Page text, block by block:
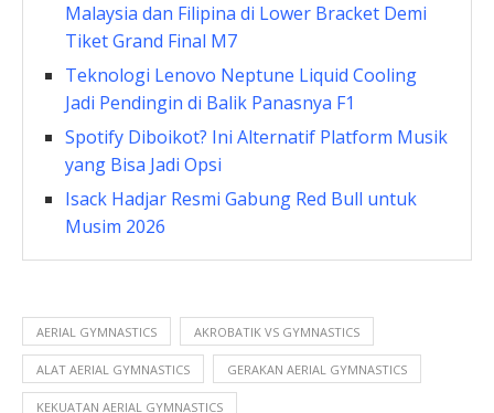
Malaysia dan Filipina di Lower Bracket Demi
Tiket Grand Final M7
Teknologi Lenovo Neptune Liquid Cooling
Jadi Pendingin di Balik Panasnya F1
Spotify Diboikot? Ini Alternatif Platform Musik
yang Bisa Jadi Opsi
Isack Hadjar Resmi Gabung Red Bull untuk
Musim 2026
AERIAL GYMNASTICS AKROBATIK VS GYMNASTICS
ALAT AERIAL GYMNASTICS GERAKAN AERIAL GYMNASTICS
KEKUATAN AERIAL GYMNASTICS